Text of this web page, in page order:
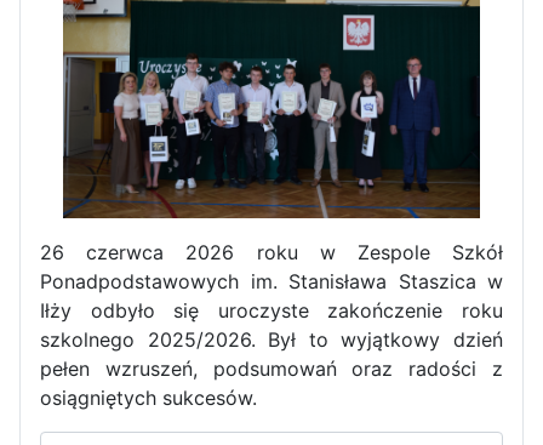
Zawody Sportowo – Obronne
klas OPW
Apel z okazji 235-tej rocznicy
uchwalenia Konstytucji 3 Maja
26 czerwca 2026 roku w Zespole Szkół
Ponadpodstawowych im. Stanisława Staszica w
Iłży odbyło się uroczyste zakończenie roku
szkolnego 2025/2026. Był to wyjątkowy dzień
pełen wzruszeń, podsumowań oraz radości z
osiągniętych sukcesów.